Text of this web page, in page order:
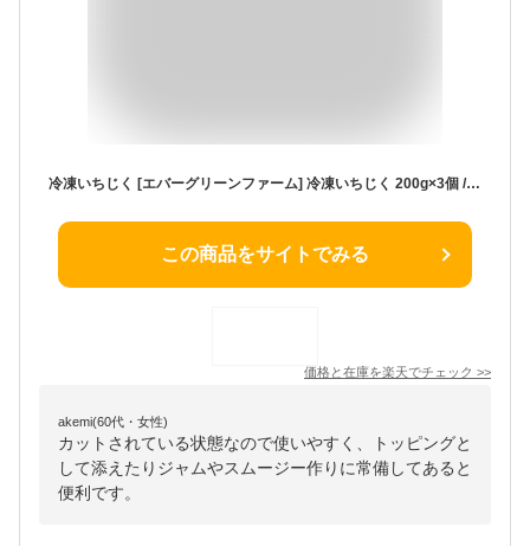
冷凍いちじく [エバーグリーンファーム] 冷凍いちじく 200g×3個 /フルーツ 果物 国産 冷凍 イチジク 無花果 群馬県 シャーベット
この商品をサイトでみる
価格と在庫を楽天でチェック >>
akemi(60代・女性)
カットされている状態なので使いやすく、トッピングと
して添えたりジャムやスムージー作りに常備してあると
便利です。